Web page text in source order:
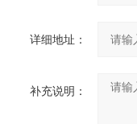
详细地址：
补充说明：